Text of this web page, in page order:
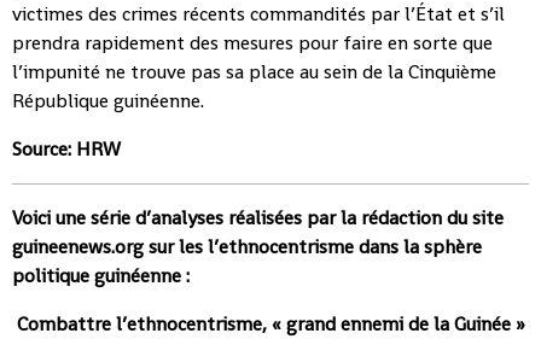
victimes des crimes récents commandités par l’État et s’il
prendra rapidement des mesures pour faire en sorte que
l’impunité ne trouve pas sa place au sein de la Cinquième
République guinéenne.
Source: HRW
Voici une série d’analyses réalisées par la rédaction du site
guineenews.org sur les l’ethnocentrisme dans la sphère
politique guinéenne :
Combattre l’ethnocentrisme, « grand ennemi de la Guinée »